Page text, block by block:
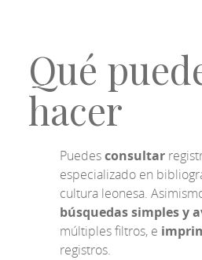
Qué
hacer
Puedesconsultar
especializado en
cultura leonesa.
búsquedas simples y
múltiples filtros, e
registros.